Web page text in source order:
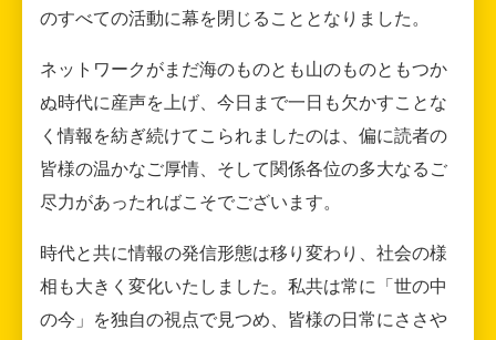
のすべての活動に幕を閉じることとなりました。
ネットワークがまだ海のものとも山のものともつか
ぬ時代に産声を上げ、今日まで一日も欠かすことな
く情報を紡ぎ続けてこられましたのは、偏に読者の
皆様の温かなご厚情、そして関係各位の多大なるご
尽力があったればこそでございます。
時代と共に情報の発信形態は移り変わり、社会の様
相も大きく変化いたしました。私共は常に「世の中
の今」を独自の視点で見つめ、皆様の日常にささや